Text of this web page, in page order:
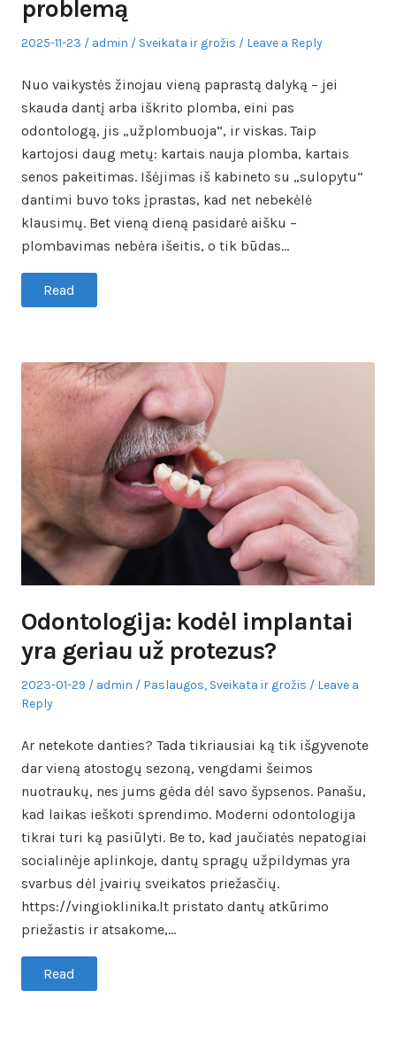
problemą
Posted
2025-11-23 Author
admin
Posted
Sveikata ir grožis Leave a Reply
Nuo vaikystės žinojau vieną paprastą dalyką – jei
skauda dantį arba iškrito plomba, eini pas
odontologą, jis „užplombuoja“, ir viskas. Taip
kartojosi daug metų: kartais nauja plomba, kartais
senos pakeitimas. Išėjimas iš kabineto su „sulopytu“
dantimi buvo toks įprastas, kad net nebekėlė
klausimų. Bet vieną dieną pasidarė aišku –
plombavimas nebėra išeitis, o tik būdas…
Read
Odontologija: kodėl implantai
yra geriau už protezus?
Posted
on
2023-01-29 Author
admin
Posted
Paslaugos, Sveikata ir grožis
Leave a
Reply
Ar netekote danties? Tada tikriausiai ką tik išgyvenote
dar vieną atostogų sezoną, vengdami šeimos
nuotraukų, nes jums gėda dėl savo šypsenos. Panašu,
kad laikas ieškoti sprendimo. Moderni odontologija
tikrai turi ką pasiūlyti. Be to, kad jaučiatės nepatogiai
socialinėje aplinkoje, dantų spragų užpildymas yra
svarbus dėl įvairių sveikatos priežasčių.
https://vingioklinika.lt pristato dantų atkūrimo
priežastis ir atsakome,…
Read